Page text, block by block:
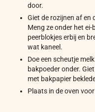
door.
Giet de rozijnen af en
Meng ze onder het
peerblokjes erbij en
wat kaneel.
Doe een scheutje
bakpoeder onder.
met bakpapier
Plaats in de oven